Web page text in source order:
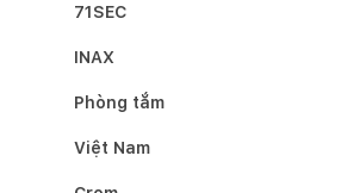
71SEC
INAX
Phòng tắm
Việt Nam